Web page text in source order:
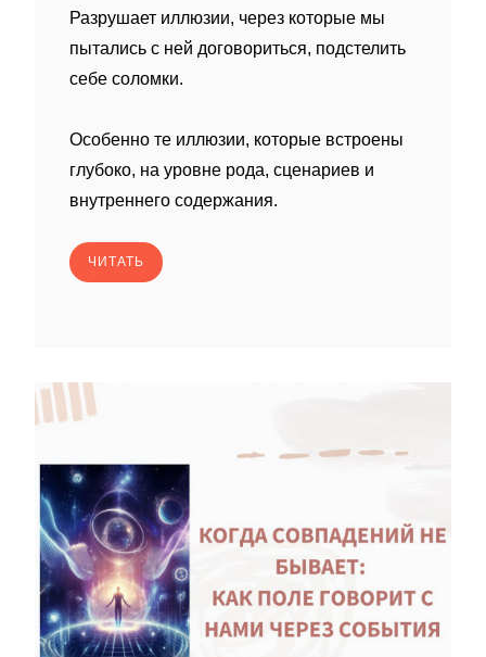
Разрушает иллюзии, через которые мы
пытались с ней договориться, подстелить
себе соломки.
Особенно те иллюзии, которые встроены
глубоко, на уровне рода, сценариев и
внутреннего содержания.
ЧИТАТЬ